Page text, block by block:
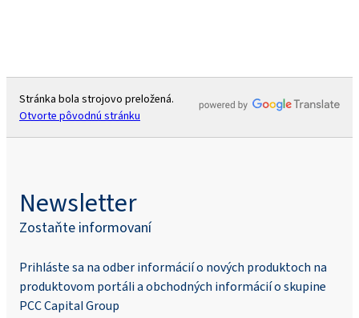
Stránka bola strojovo preložená.
Otvorte pôvodnú stránku
Newsletter
Zostaňte informovaní
Prihláste sa na odber informácií o nových produktoch na
produktovom portáli a obchodných informácií o skupine
PCC Capital Group